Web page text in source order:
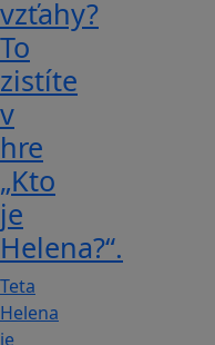
vzťahy?
To
zistíte
v
hre
„Kto
je
Helena?“.
Teta
Helena
je